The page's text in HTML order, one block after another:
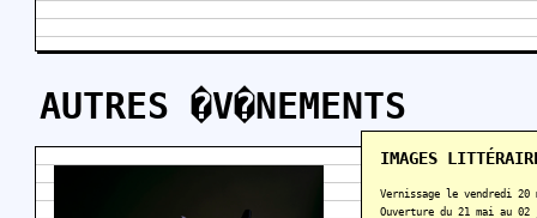
AUTRES �V�NEMENTS
IMAGES
Vernissage le vendredi 20
Ouverture du 21 mai au